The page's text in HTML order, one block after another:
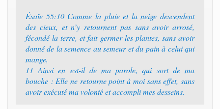
Ésaïe 55:10 Comme la pluie et la neige descendent
des cieux, et n’y retournent pas sans avoir arrosé,
fécondé la terre, et fait germer les plantes, sans avoir
donné de la semence au semeur et du pain à celui qui
mange,
11 Ainsi en est-il de ma parole, qui sort de ma
bouche : Elle ne retourne point à moi sans effet, sans
avoir exécuté ma volonté et accompli mes desseins.